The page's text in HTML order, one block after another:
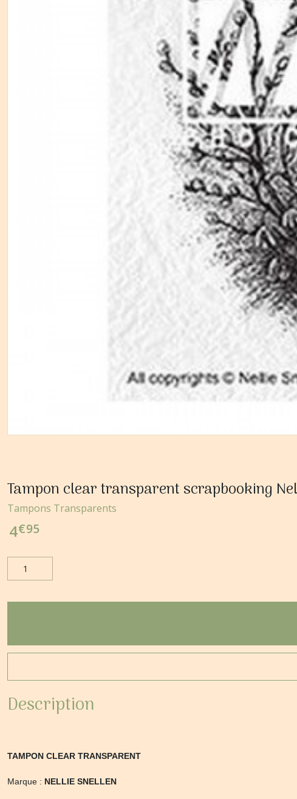
Tampon clear transparent scrapbooking
Tampons Transparents
4€95
Description
TAMPON CLEAR TRANSPARENT
Marque : NELLIE SNELLEN